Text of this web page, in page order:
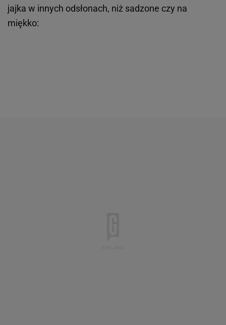
jajka w innych odsłonach, niż sadzone czy na
miękko: